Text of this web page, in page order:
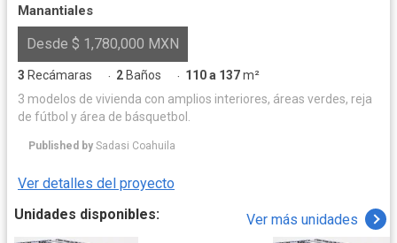
Manantiales
Desde $ 1,780,000 MXN
3 Recámaras · 2 Baños · 110 a 137m²
3 modelos de vivienda con amplios interiores, áreas verdes, reja
de fútbol y área de básquetbol.
Published by Sadasi Coahuila
Ver detalles del proyecto
Unidades disponibles:
Ver más unidades